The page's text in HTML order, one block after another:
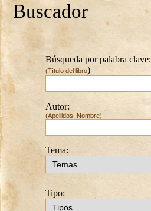
Buscador
Búsqueda por palabra clave:
(Título del libro)
Autor:
(Apellidos, Nombre)
Tema:
Tipo: